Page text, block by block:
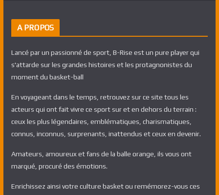
A PROPOS
Lancé par un passionné de sport, B-Rise est un pure player qui
s'attarde sur les grandes histoires et les protagnonistes du
moment du basket-ball
En voyageant dans le temps, retrouvez sur ce site tous les
acteurs qui ont fait vivre ce sport sur et en dehors du terrain :
ceux les plus légendaires, emblématiques, charismatiques,
connus, inconnus, surprenants, inattendus et ceux en devenir.
Amateurs, amoureux et fans de la balle orange, ils vous ont
marqué, procuré des émotions.
Enrichissez ainsi votre culture basket ou remémorez-vous ces